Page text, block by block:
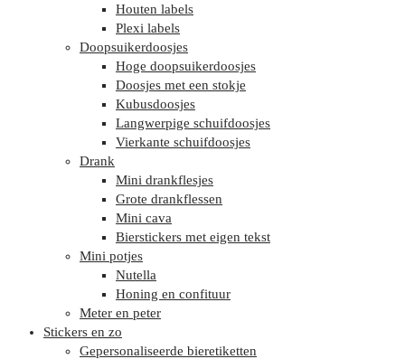
Houten labels
Plexi labels
Doopsuikerdoosjes
Hoge doopsuikerdoosjes
Doosjes met een stokje
Kubusdoosjes
Langwerpige schuifdoosjes
Vierkante schuifdoosjes
Drank
Mini drankflesjes
Grote drankflessen
Mini cava
Bierstickers met eigen tekst
Mini potjes
Nutella
Honing en confituur
Meter en peter
Stickers en zo
Gepersonaliseerde bieretiketten